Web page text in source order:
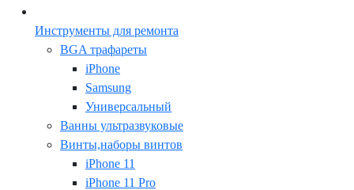
Инструменты для ремонта
BGA трафареты
iPhone
Samsung
Универсальный
Ванны ультразвуковые
Винты,наборы винтов
iPhone 11
iPhone 11 Pro